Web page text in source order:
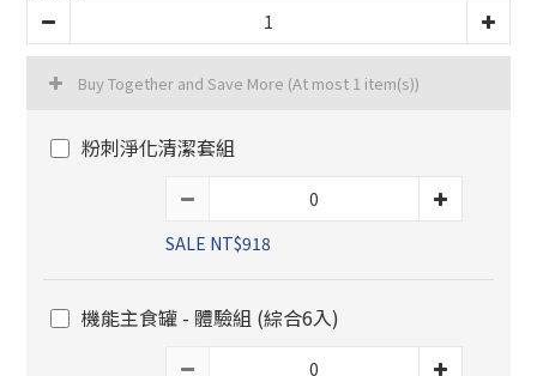
Buy Together and Save More (At most 1 item(s))
粉刺淨化清潔套組
SALE NT$918
機能主食罐 - 體驗組 (綜合6入)